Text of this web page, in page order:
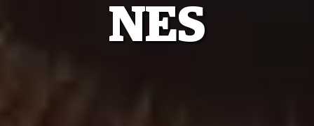
NES